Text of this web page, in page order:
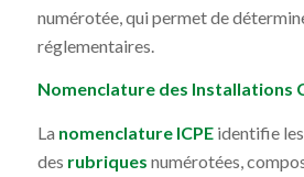
numérotée, qui permet de
réglementaires.
Nomenclature des Installations
La nomenclature ICPEidentifie
des rubriques numérotées,